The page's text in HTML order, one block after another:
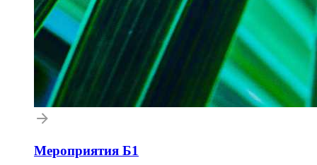
Мероприятия Б1